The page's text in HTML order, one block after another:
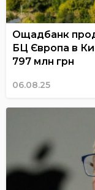
Ощадбанк
БЦ Європа в
797 млн грн
06.08.25